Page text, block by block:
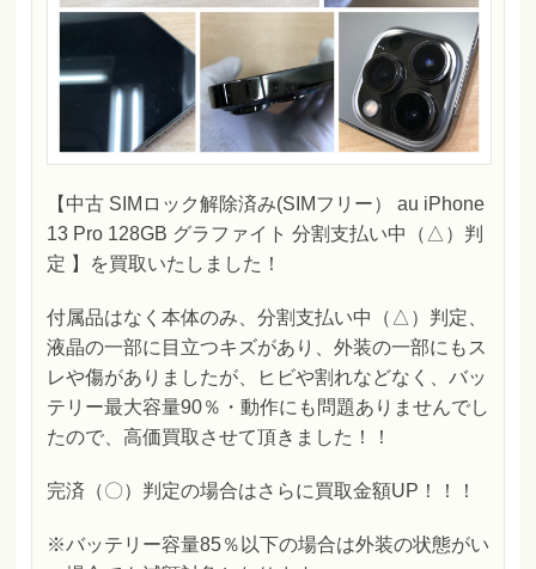
【中古 SIMロック解除済み(SIMフリー） au iPhone
13 Pro 128GB グラファイト 分割支払い中（△）判
定 】を買取いたしました！
付属品はなく本体のみ、分割支払い中（△）判定、
液晶の一部に目立つキズがあり、外装の一部にもス
レや傷がありましたが、ヒビや割れなどなく、バッ
テリー最大容量90％・動作にも問題ありませんでし
たので、高価買取させて頂きました！！
完済（〇）判定の場合はさらに買取金額UP！！！
※バッテリー容量85％以下の場合は外装の状態がい